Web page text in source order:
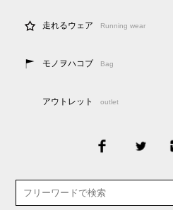
走れるウェア Running wear
モノヲハコブ Bag
アウトレット outlet